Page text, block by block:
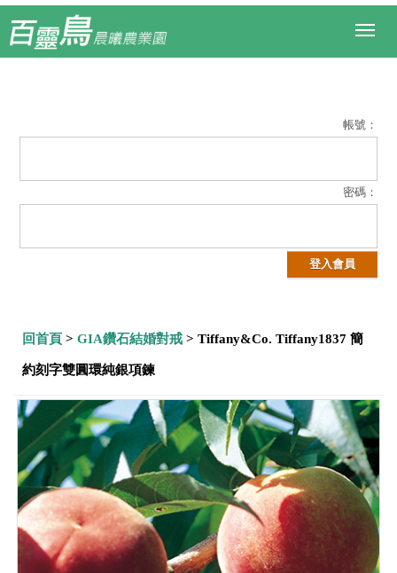
Toggle
帳號：
密碼：
回首頁 > GIA鑽石結婚對戒 > Tiffany&Co. Tiffany1837 簡
約刻字雙圓環純銀項鍊